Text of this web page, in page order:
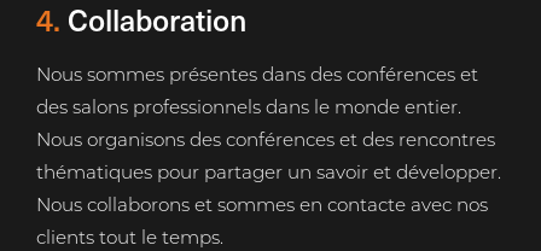
4. Collaboration
Nous sommes présentes dans des conférences et
des salons professionnels dans le monde entier.
Nous organisons des conférences et des rencontres
thématiques pour partager un savoir et développer.
Nous collaborons et sommes en contacte avec nos
clients tout le temps.